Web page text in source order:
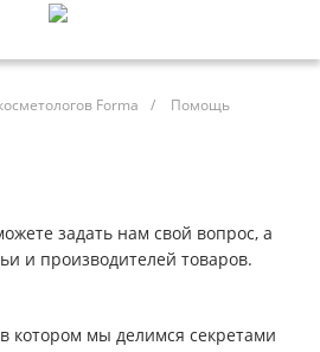
Forma / Помощь
задать нам свой вопрос, а
и производителей товаров.
котором мы делимся секретами